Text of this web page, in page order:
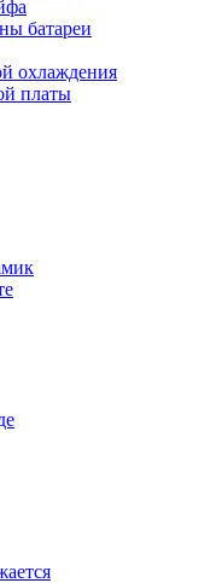
батареи
охлаждения
платы